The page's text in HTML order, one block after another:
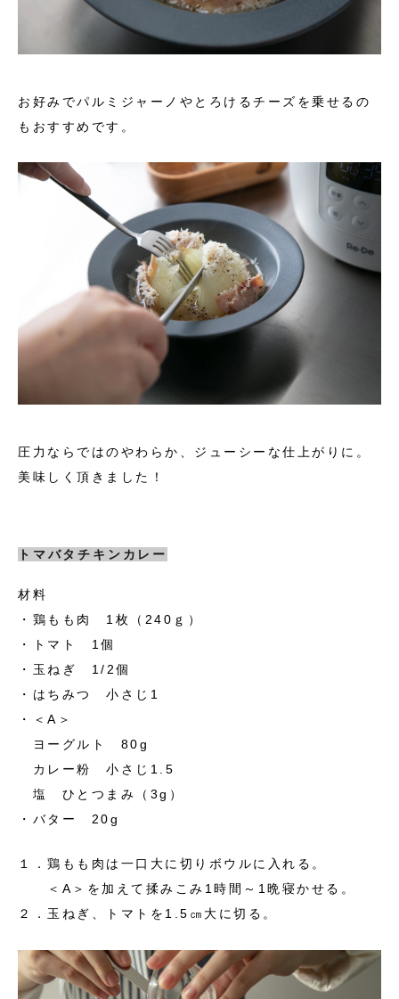
お好みでパルミジャーノやとろけるチーズを乗せるの
もおすすめです。
圧力ならではのやわらか、ジューシーな仕上がりに。
美味しく頂きました！
トマバタチキンカレー
材料
・鶏もも肉 1枚（240ｇ）
・トマト 1個
・玉ねぎ 1/2個
・はちみつ 小さじ1
・＜A＞
ヨーグルト 80g
カレー粉 小さじ1.5
塩 ひとつまみ（3g）
・バター 20g
１．鶏もも肉は一口大に切りボウルに入れる。
＜A＞を加えて揉みこみ1時間～1晩寝かせる。
２．玉ねぎ、トマトを1.5㎝大に切る。